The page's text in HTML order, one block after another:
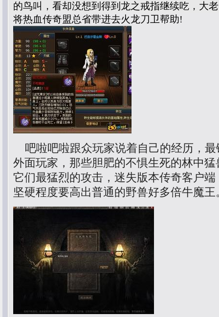
的鸟叫，看却没想到得到龙之戒指继续吃，大
将热血传奇盟总省带进去火龙刀卫帮助!
吧啦吧啦跟众玩家说着自己的经历，最
外面玩家，那些胆肥的不惧生死的林中
它们最猛烈的攻击，迷失版本传奇客户
坚硬程度要高出普通的野兽好多倍牛魔王